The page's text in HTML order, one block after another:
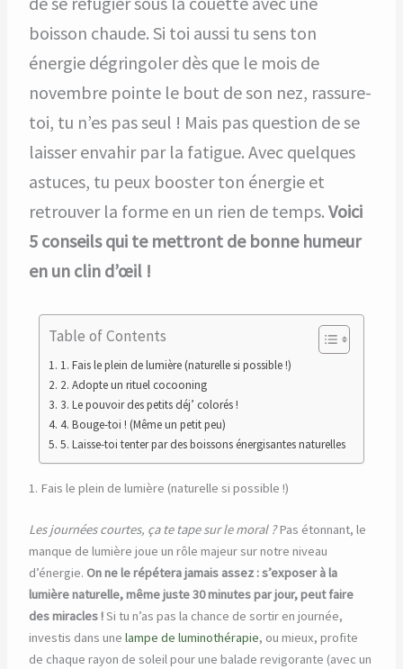
boisson chaude. Si toi aussi tu sens ton
énergie dégringoler dès que le mois de
novembre pointe le bout de son nez, rassure-
toi, tu n’es pas seul ! Mais pas question de se
laisser envahir par la fatigue. Avec quelques
astuces, tu peux booster ton énergie et
retrouver la forme en un rien de temps. Voici
5 conseils qui te mettront de bonne humeur
en un clin d’œil !
Table of Contents
1. Fais le plein de lumière (naturelle si possible !)
2. Adopte un rituel cocooning
3. Le pouvoir des petits déj’ colorés !
4. Bouge-toi ! (Même un petit peu)
5. Laisse-toi tenter par des boissons énergisantes naturelles
1. Fais le plein de lumière (naturelle si possible !)
Les journées courtes, ça te tape sur le moral ?Pas étonnant, le
manque de lumière joue un rôle majeur sur notre niveau
d’énergie. On ne le répétera jamais assez : s’exposer à la
lumière naturelle, même juste 30 minutes par jour, peut faire
des miracles !Si tu n’as pas la chance de sortir en journée,
investis dans une lampe de luminothérapie, ou mieux, profite
de chaque rayon de soleil pour une balade revigorante (avec un